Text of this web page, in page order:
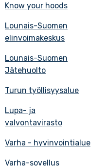
Know your hoods
Lounais-Suomen
elinvoimakeskus
Lounais-Suomen
Jätehuolto
Turun työllisyysalue
Lupa- ja
valvontavirasto
Varha - hyvinvointialue
Varha-sovellus